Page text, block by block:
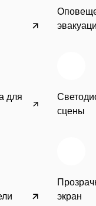
для
сцены
экран